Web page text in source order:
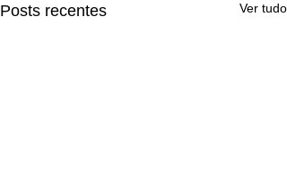
Posts recentes Ver tudo